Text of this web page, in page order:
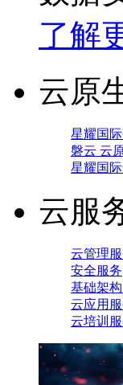
了解
云原
星耀国
磐云 云
星耀国
云服
云管理
安全服务
基础架
云应用
云培训